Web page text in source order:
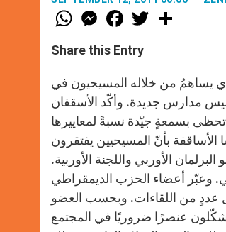
W
h
t
s
p
p
M
e
s
e
g
e
r
F
a
e
b
o
k
w
r
Share this Entry
يساهمُ من خلاله المسيحيون في
مدارس جديدة. وأكّد الأسقفان
بسمعةٍ جيّدة نسبةً لمعاييرها
بأنّ المسيحيين يفتقرون
الأوربي واللجنة الأوربية.
وعبّر أعضاء الحزب الديمقراطي
عددٍ من اللقاءات. وبحسب العضو
عنصرًا ضروريًا في المجتمع